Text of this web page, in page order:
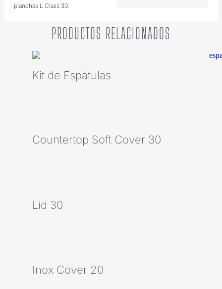
planchas L Class 30.
PRODUCTOS RELACIONADOS
Kit de Espátulas
Countertop Soft Cover 30
Lid 30
Inox Cover 20